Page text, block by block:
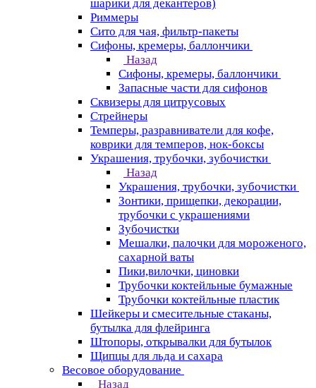
шарики для декантеров)
Риммеры
Сито для чая, фильтр-пакеты
Сифоны, кремеры, баллончики
Назад
Сифоны, кремеры, баллончики
Запасные части для сифонов
Сквизеры для цитрусовых
Стрейнеры
Темперы, разравниватели для кофе,
коврики для темперов, нок-боксы
Украшения, трубочки, зубочистки
Назад
Украшения, трубочки, зубочистки
Зонтики, прищепки, декорации,
трубочки с украшениями
Зубочистки
Мешалки, палочки для мороженого,
сахарной ваты
Пики,вилочки, циновки
Трубочки коктейльные бумажные
Трубочки коктейльные пластик
Шейкеры и смесительные стаканы,
бутылка для флейринга
Штопоры, открывалки для бутылок
Щипцы для льда и сахара
Весовое оборудование
Назад